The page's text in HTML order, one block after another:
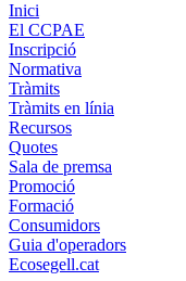
Inici
El CCPAE
Inscripció
Normativa
Tràmits
Tràmits en línia
Recursos
Quotes
Sala de premsa
Promoció
Formació
Consumidors
Guia d'operadors
Ecosegell.cat